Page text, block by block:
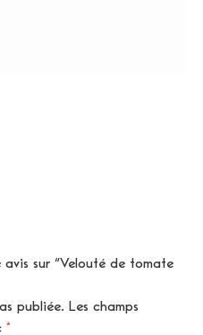
sur “Velouté de tomate
publiée. Les champs
*